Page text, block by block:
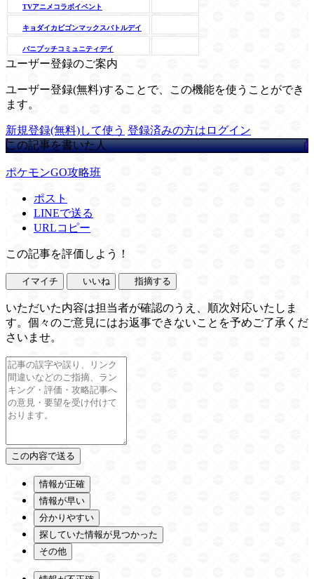
TVアニメコラボイベント
キョダイカビゴンマックスバトルデイ
バニプッチコミュニティデイ
ユーザー登録のご案内
ユーザー登録(無料)することで、この機能を使うことができ
ます。
新規登録(無料)して使う 登録済みの方はログイン
この記事を書いた人
ポケモンGO攻略班
ポスト
LINEで送る
URLコピー
この記事を評価しよう！
イマイチ いいね 指摘する
いただいた内容は担当者が確認のうえ、順次対応いたしま
す。個々のご意見にはお返事できないことを予めご了承くだ
さいませ。
情報が正確
情報が早い
分かりやすい
探していた情報が見つかった
その他